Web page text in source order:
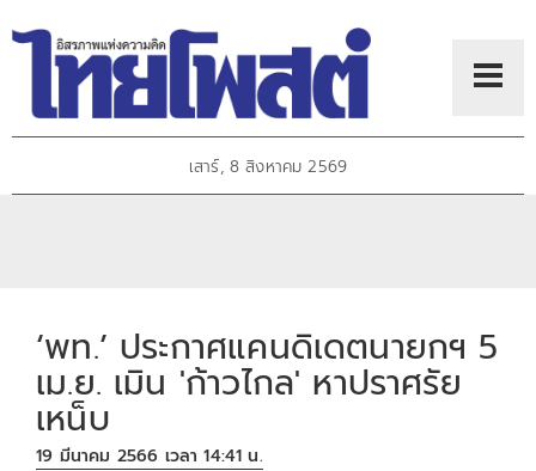
เสาร์, 8 สิงหาคม 2569
‘พท.’ ประกาศแคนดิเดตนายกฯ 5
เม.ย. เมิน 'ก้าวไกล' หาปราศรัย
เหน็บ
19 มีนาคม 2566 เวลา 14:41 น.